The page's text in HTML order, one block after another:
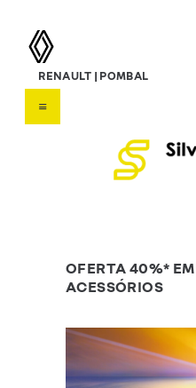
RENAULT | POMBAL
HOME
SOBRE NÓS
CONTATOS
OFERTA 40%*
ACESSÓRIOS